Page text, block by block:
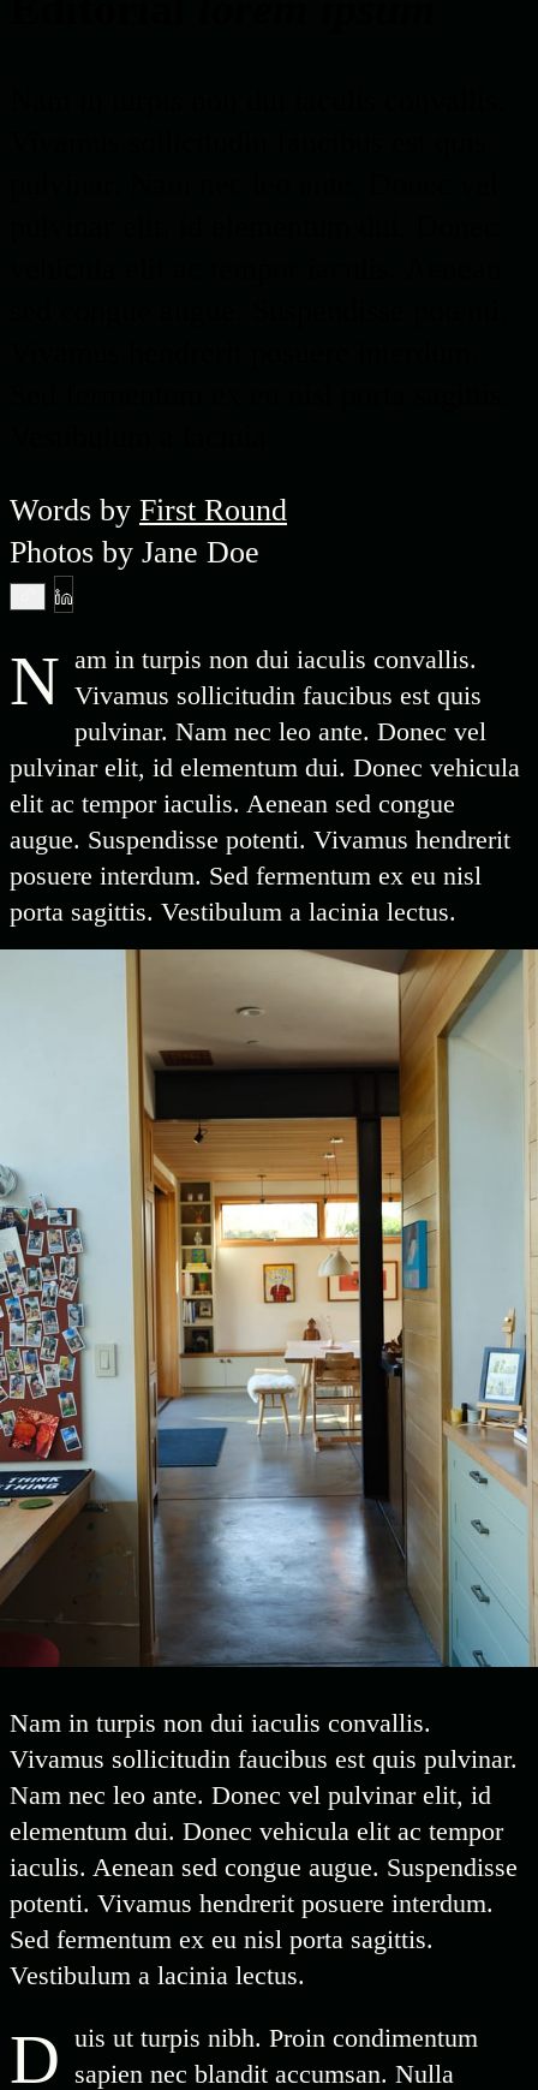
Words by First Round
Photos by Jane Doe
N am in turpis non dui iaculis convallis.
Vivamus sollicitudin faucibus est quis
pulvinar. Nam nec leo ante. Donec vel
pulvinar elit, id elementum dui. Donec vehicula
elit ac tempor iaculis. Aenean sed congue
augue. Suspendisse potenti. Vivamus hendrerit
posuere interdum. Sed fermentum ex eu nisl
porta sagittis. Vestibulum a lacinia lectus.
Nam in turpis non dui iaculis convallis.
Vivamus sollicitudin faucibus est quis pulvinar.
Nam nec leo ante. Donec vel pulvinar elit, id
elementum dui. Donec vehicula elit ac tempor
iaculis. Aenean sed congue augue. Suspendisse
potenti. Vivamus hendrerit posuere interdum.
Sed fermentum ex eu nisl porta sagittis.
Vestibulum a lacinia lectus.
D uis ut turpis nibh. Proin condimentum
sapien nec blandit accumsan. Nulla